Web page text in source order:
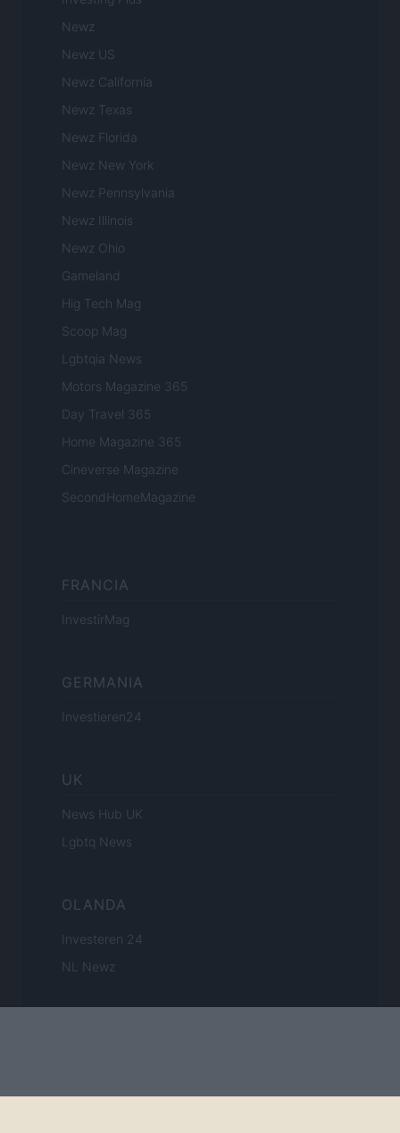
Newz
Newz US
Newz California
Newz Texas
Newz Florida
Newz New York
Newz Pennsylvania
Newz Illinois
Newz Ohio
Gameland
Hig Tech Mag
Scoop Mag
Lgbtqia News
Motors Magazine 365
Day Travel 365
Home Magazine 365
Cineverse Magazine
SecondHomeMagazine
FRANCIA
InvestirMag
GERMANIA
Investieren24
UK
News Hub UK
Lgbtq News
OLANDA
Investeren 24
NL Newz